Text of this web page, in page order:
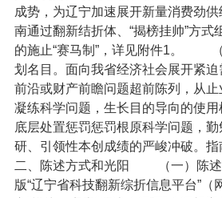
成势，为辽宁加速展开新量消费劲
南通过翻新结折体、“揭榜挂帅”方式
的施止“赛马制”，详见附件1。
（
划名目。面向我省经济社会展开紧
前沿或财产前瞻问题超前陈列，从
凝练科学问题，生长目的导向的使
底层处置惩罚惩罚根原科学问题，
研、引领性本创成绩的严峻冲破。指
二、陈述方式和光阳
（一）陈述
版“辽宁省科技翻新综折信息平台”（